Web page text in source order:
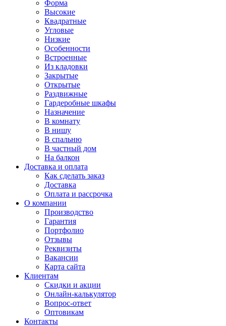
Форма
Высокие
Квадратные
Угловые
Низкие
Особенности
Встроенные
Из кладовки
Закрытые
Открытые
Раздвижные
Гардеробные шкафы
Назначение
В комнату
В нишу
В спальню
В частный дом
На балкон
Доставка и оплата
Как сделать заказ
Доставка
Оплата и рассрочка
О компании
Производство
Гарантия
Портфолио
Отзывы
Реквизиты
Вакансии
Карта сайта
Клиентам
Скидки и акции
Онлайн-калькулятор
Вопрос-ответ
Оптовикам
Контакты